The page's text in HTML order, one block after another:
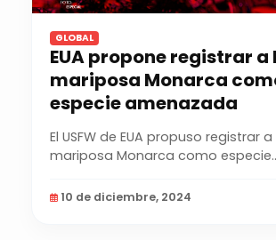
GLOBAL
EUA propone registrar a
mariposa Monarca
especie amenazada
El USFW de EUA propuso registrar a
mariposa Monarca como especie
10 de diciembre, 2024